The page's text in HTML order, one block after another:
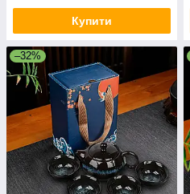
Купити
–32%